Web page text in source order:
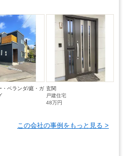
・ベランダ/庭・ガ 玄関
戸建住宅
48万円
この会社の事例をもっと見る >